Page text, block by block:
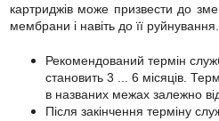
картриджів може призвести до
мембрани і навіть до її руйнування.
Рекомендований термін
становить 3 ... 6 місяців.
в названих межах залежно від
Після закінчення терміну